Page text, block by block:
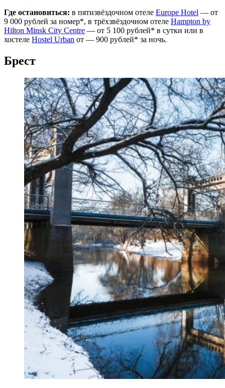
Где остановиться: в пятизвёздочном отеле Europe Hotel — от
9 000 рублей за номер*, в трёхзвёздочном отеле Hampton by
Hilton Minsk City Centre — от 5 100 рублей* в сутки или в
хостеле Hostel Urban от — 900 рублей* за ночь.
Брест